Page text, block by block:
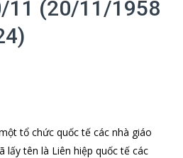
11 (20/11/1958
tổ chức quốc tế các nhà giáo
lấy tên là Liên hiệp quốc tế các